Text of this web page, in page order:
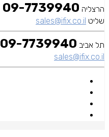
הרצליה 09-7739940 שלוחה 3
שליט sales@ifix.co.il
תל אביב 09-7739940 שלוחה 4
sales@ifix.co.il